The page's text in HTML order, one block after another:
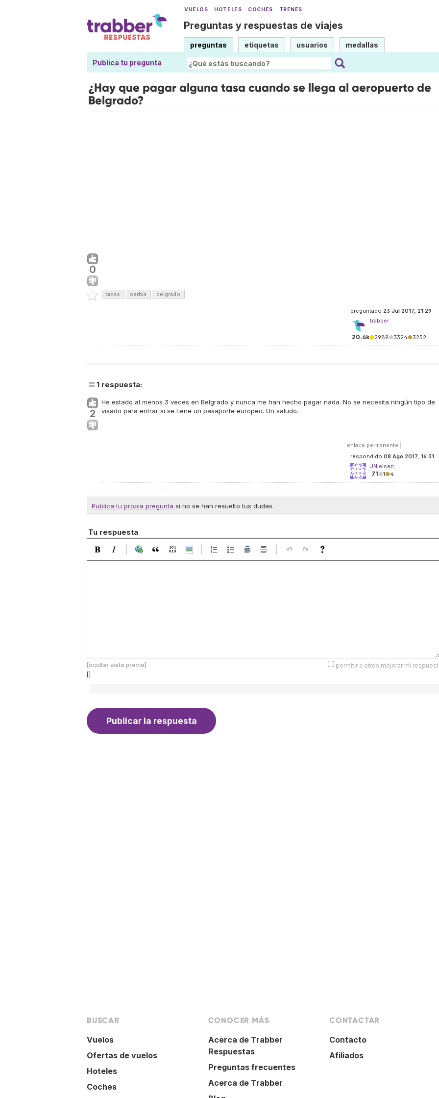
VUELOS HOTELES COCHES TRENES
Preguntas y respuestas de viajes
preguntas etiquetas usuarios medallas
Publica tu pregunta
¿Hay que pagar alguna tasa cuando se llega al aeropuerto de
Belgrado?
0
tasas serbia belgrado
preguntado 23 Jul 2017, 21:29
trabber
20.4k●2989●3324●3252
1 respuesta:
2
He estado al menos 3 veces en Belgrado y nunca me han hecho pagar nada. No se necesita ningún tipo de
visado para entrar si se tiene un pasaporte europeo. Un saludo.
enlace permanente
respondido 08 Ago 2017, 16:31
JNielsen
71●1●4
Publica tu propia pregunta si no se han resuelto tus dudas.
Tu respuesta
[ocultar vista previa]
permitir a otros mejorar mi
[]
BUSCAR
Vuelos
Ofertas de vuelos
Hoteles
Coches
CONOCER MÁS
Acerca de Trabber
Respuestas
Preguntas frecuentes
Acerca de Trabber
CONTACTAR
Contacto
Afiliados